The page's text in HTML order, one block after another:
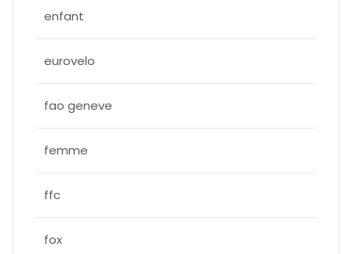
enfant
eurovelo
fao geneve
femme
ffc
fox